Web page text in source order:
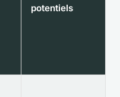
potentiels